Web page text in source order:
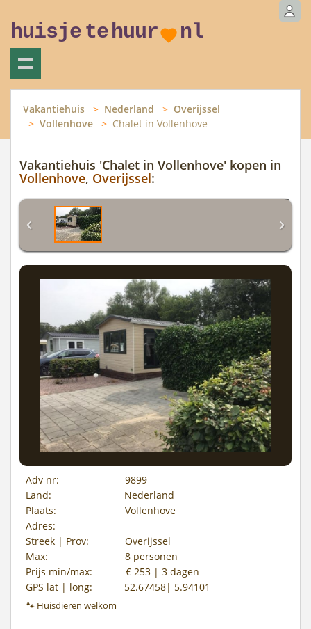
huisje tehuur nl
Vakantiehuis Nederland
Overijssel
Vollenhove
Chalet in Vollenhove
Vakantiehuis 'Chalet in Vollenhove' kopen in
Vollenhove, Overijssel:
Adv nr:
9899
Land:
Nederland
Plaats:
Vollenhove
Adres:
Streek | Prov:
Overijssel
Max:
8 personen
Prijs min/max:
€ 253 | 3 dagen
GPS lat | long:
52.67458| 5.94101
🐾 Huisdieren welkom